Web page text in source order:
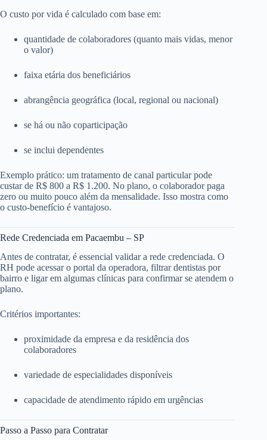
O custo por vida é calculado com base em:
quantidade de colaboradores (quanto mais vidas, menor
o valor)
faixa etária dos beneficiários
abrangência geográfica (local, regional ou nacional)
se há ou não coparticipação
se inclui dependentes
Exemplo prático: um tratamento de canal particular pode
custar de R$ 800 a R$ 1.200. No plano, o colaborador paga
zero ou muito pouco além da mensalidade. Isso mostra como
o custo-benefício é vantajoso.
Rede Credenciada em Pacaembu – SP
Antes de contratar, é essencial validar a rede credenciada. O
RH pode acessar o portal da operadora, filtrar dentistas por
bairro e ligar em algumas clínicas para confirmar se atendem o
plano.
Critérios importantes:
proximidade da empresa e da residência dos
colaboradores
variedade de especialidades disponíveis
capacidade de atendimento rápido em urgências
Passo a Passo para Contratar